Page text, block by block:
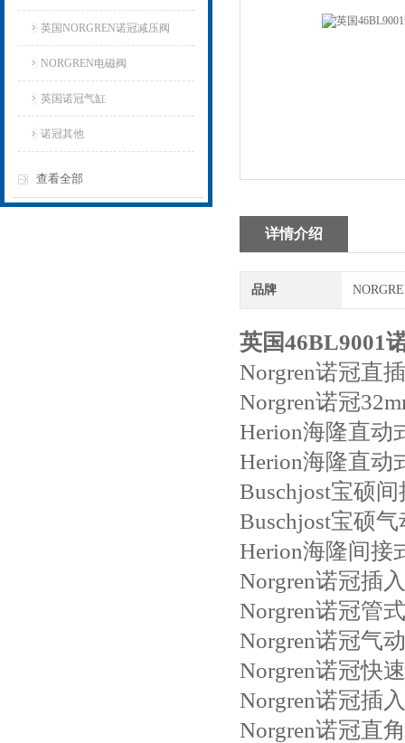
英国NORGREN诺冠减压阀
NORGREN电磁阀
英国诺冠气缸
诺冠其他
查看全部
详情介绍
品牌
英国46BL9001
Norgren诺冠直
Norgren诺冠
Herion海隆直动
Herion海隆直动
Buschjost宝硕
Buschjost宝硕
Herion海隆间接
Norgren诺冠插
Norgren诺冠管
Norgren诺冠气
Norgren诺冠快
Norgren诺冠插
Norgren诺冠直